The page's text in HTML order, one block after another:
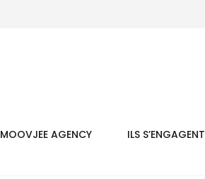
MOOVJEE AGENCY ILS S’ENGAGENT